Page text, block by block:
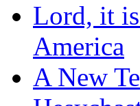
Lord, it
America
A New